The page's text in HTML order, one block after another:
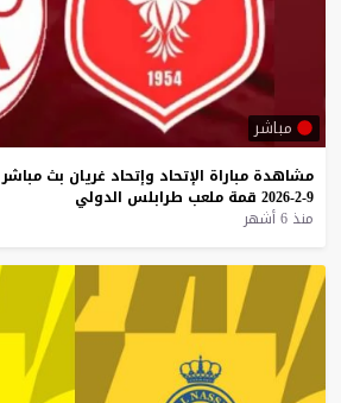
مباشر
مشاهدة مباراة الإتحاد وإتحاد غريان بث مباشر
9-2-2026
قمة ملعب طرابلس الدولي
منذ 6 أشهر